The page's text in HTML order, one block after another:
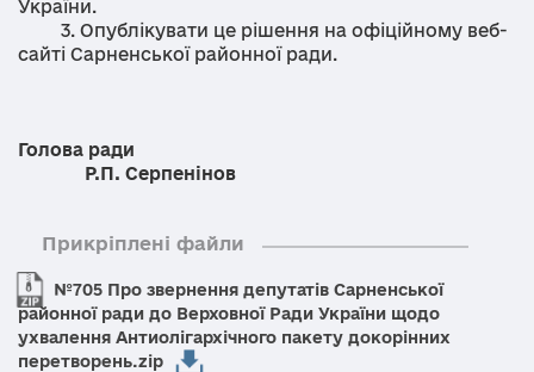
України.
3. Опублікувати це рішення на офіційному веб-
сайті Сарненської районної ради.
Голова ради
Р.П. Серпенінов
Прикріплені файли
№705 Про звернення депутатів Сарненської
районної ради до Верховної Ради України щодо
ухвалення Антиолігархічного пакету докорінних
перетворень.zip